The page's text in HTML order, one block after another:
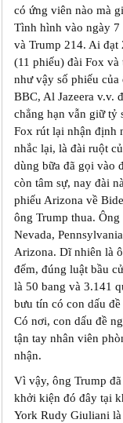
có ứng viên nào mà
Tình hình vào ngày 7
và Trump 214. Ai đạt
(11 phiếu) đài Fox và
như vậy số phiếu
BBC, Al Jazeera v.v.
chẳng hạn vẫn giữ tỷ
Fox rút lại nhận định
nhắc lại, là đài ruột
dùng bữa đã gọi vào
còn tâm sự, nay đài
phiếu Arizona về
ông Trump thua.
Nevada,
Arizona. Dĩ nhiên là
đếm, đúng luật bầu
là 50 bang và 3.141
bưu tín có con dấu
Có nơi, con dấu đề
tận tay nhân viên
nhận.
Vì vậy, ông Trump
khởi kiện đó đây tại
York Rudy Giuliani